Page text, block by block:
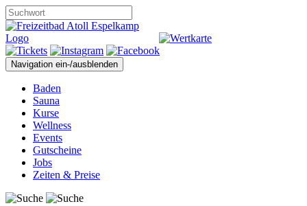
Navigation ein-/ausblenden
Baden
Sauna
Kurse
Wellness
Events
Gutscheine
Jobs
Zeiten & Preise